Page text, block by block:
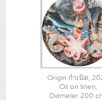
Origin กำเนิด,
Oil on linen,
Diameter 200